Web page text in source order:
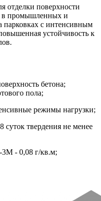
отделки поверхности
в промышленных и
парковках с интенсивным
устойчивость к
бетона;
пола;
режимы нагрузки;
суток твердения не менее
3М - 0,08 г/кв.м;